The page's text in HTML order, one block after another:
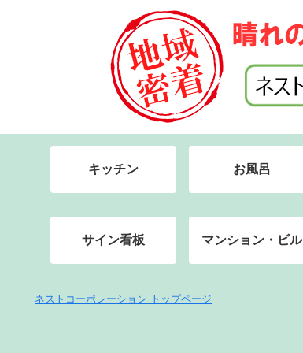
キッチン お風呂
サイン看板 マンション・ビル
ネストコーポレーション トップページ